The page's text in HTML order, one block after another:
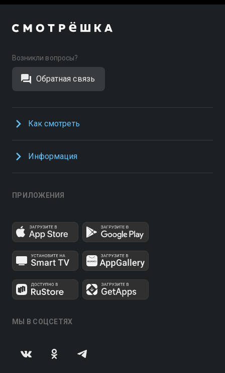
Возникли вопросы?
Обратная связь
Как смотреть
Информация
ПРИЛОЖЕНИЯ
МЫ В СОЦСЕТЯХ